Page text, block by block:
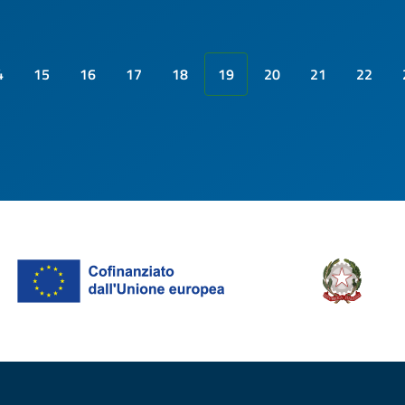
15 16 17 18 19 20 21 22